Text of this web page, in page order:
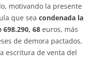
motivando la presente
que sea condenada la
68 euros, más
de demora pactados,
escritura de venta del